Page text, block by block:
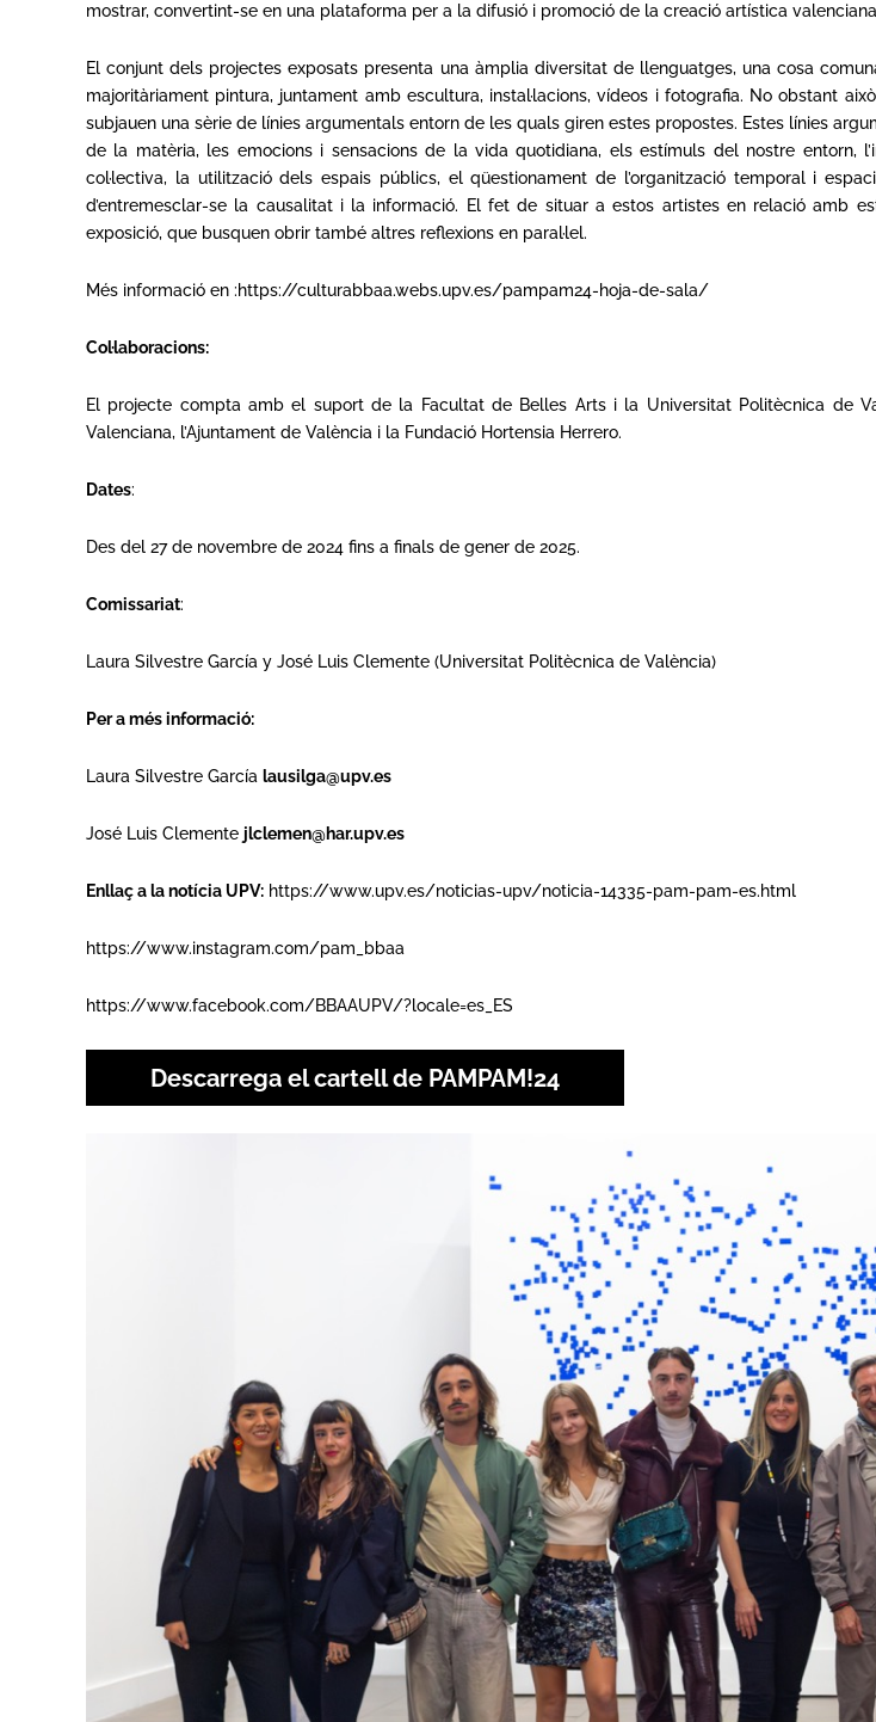
mostrar, convertint-se en una plataforma per a la difusió i promoció de la creació artística
El conjunt dels projectes exposats presenta una àmplia diversitat de llenguatges, una cosa
majoritàriament pintura, juntament amb escultura, instal·lacions, vídeos i fotografia. No obstant
subjauen una sèrie de línies argumentals entorn de les quals giren estes propostes. Estes línies
de la matèria, les emocions i sensacions de la vida quotidiana, els estímuls del nostre entorn,
col·lectiva, la utilització dels espais públics, el qüestionament de l’organització temporal i
d’entremesclar-se la causalitat i la informació. El fet de situar a estos artistes en relació amb
exposició, que busquen obrir també altres reflexions en paral·lel.
Més informació en :https://culturabbaa.webs.upv.es/pampam24-hoja-de-sala/
Col·laboracions:
El projecte compta amb el suport de la Facultat de Belles Arts i la Universitat Politècnica de
Valenciana, l’Ajuntament de València i la Fundació Hortensia Herrero.
Dates:
Des del 27 de novembre de 2024 fins a finals de gener de 2025.
Comissariat:
Laura Silvestre García y José Luis Clemente (Universitat Politècnica de València)
Per a més informació:
Laura Silvestre García lausilga@upv.es
José Luis Clemente jlclemen@har.upv.es
Enllaç a la notícia UPV: https://www.upv.es/noticias-upv/noticia-14335-pam-pam-es.html
https://www.instagram.com/pam_bbaa
https://www.facebook.com/BBAAUPV/?locale=es_ES
Descarrega el cartell de PAMPAM!24